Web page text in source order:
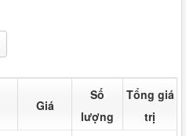
Giá
Số
lượng
Tổng giá
trị